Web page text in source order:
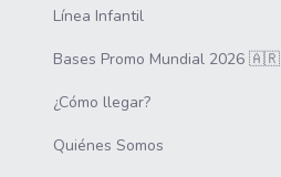
Línea Infantil
Bases Promo Mundial 2026 🇦🇷
¿Cómo llegar?
Quiénes Somos